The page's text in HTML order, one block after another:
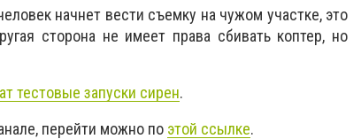
начнет вести съемку на чужом участке, это
сторона не имеет права сбивать коптер, но
тестовые запуски сирен.
перейти можно по этой ссылке.